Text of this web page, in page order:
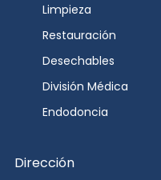
Limpieza
Restauración
Desechables
División Médica
Endodoncia
Dirección